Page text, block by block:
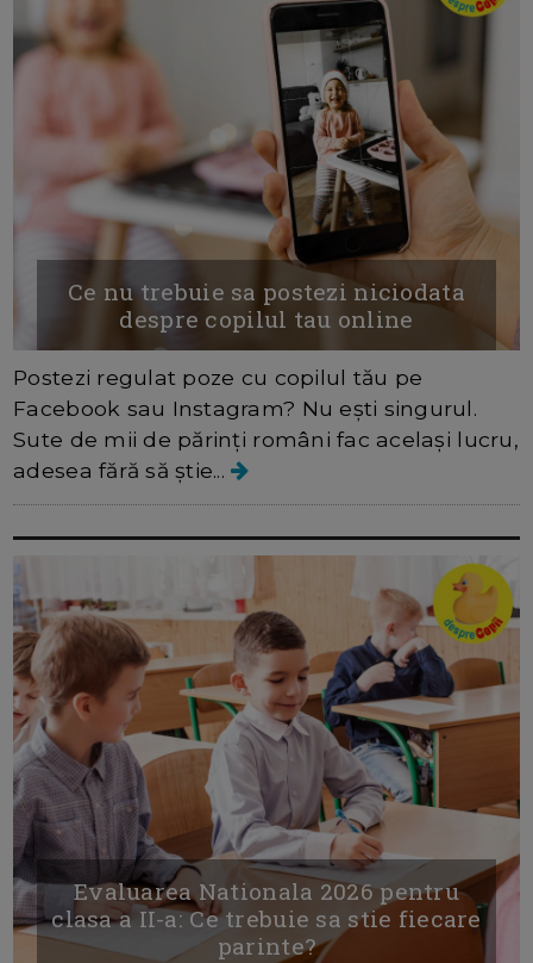
Ce nu trebuie sa postezi niciodata
despre copilul tau online
Postezi regulat poze cu copilul tău pe
Facebook sau Instagram? Nu eşti singurul.
Sute de mii de părinți români fac acelaşi lucru,
adesea fără să ştie...
Evaluarea Nationala 2026 pentru
clasa a II-a: Ce trebuie sa stie fiecare
parinte?